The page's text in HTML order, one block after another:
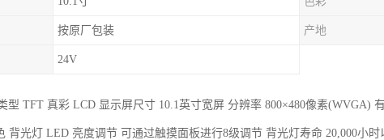
按原厂包装 产地
24V
型 TFT 真彩 LCD 显示屏尺寸 10.1英寸宽屏 分辨率 800×480像素(WVGA)
背光灯 LED 亮度调节 可通过触摸面板进行8级调节 背光灯寿命 20,000小